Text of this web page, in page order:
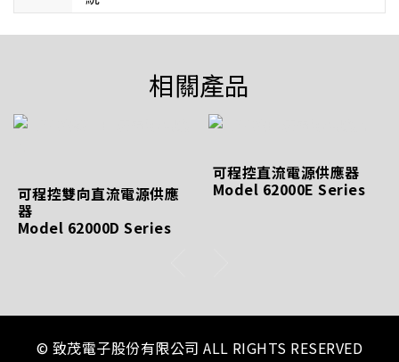
相關產品
可程控雙向直流電源供應
器
Model 62000D Series
可程控直流電源供應器
Model 62000E Series
© 致茂電子股份有限公司 ALL RIGHTS RESERVED